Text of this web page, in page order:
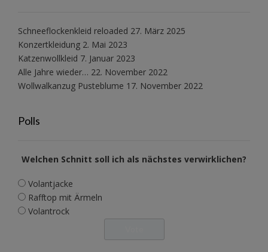
Schneeflockenkleid reloaded 27. März 2025
Konzertkleidung 2. Mai 2023
Katzenwollkleid 7. Januar 2023
Alle Jahre wieder… 22. November 2022
Wollwalkanzug Pusteblume 17. November 2022
Polls
Welchen Schnitt soll ich als nächstes verwirklichen?
Volantjacke
Rafftop mit Ärmeln
Volantrock